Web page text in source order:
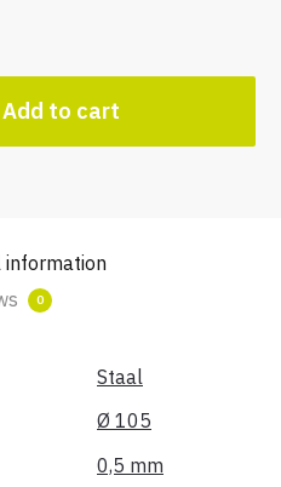
Add to cart
information
0
Staal
Ø 105
0,5 mm